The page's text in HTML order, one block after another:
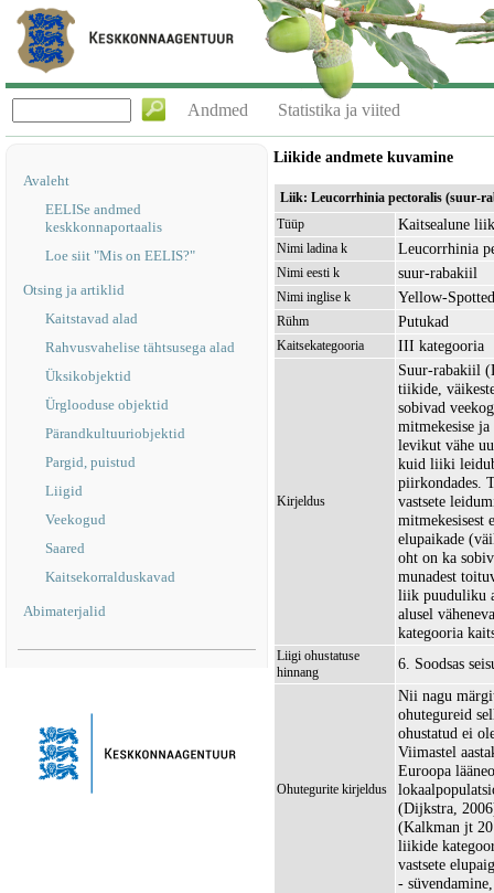
Andmed Statistika ja viited
Avaleht
EELISe andmed
keskkonnaportaalis
Loe siit "Mis on EELIS?"
Otsing ja artiklid
Kaitstavad alad
Rahvusvahelise tähtsusega alad
Üksikobjektid
Ürglooduse objektid
Pärandkultuuriobjektid
Pargid, puistud
Liigid
Veekogud
Saared
Kaitsekorralduskavad
Abimaterjalid
Liikide andmete kuvamine
Liik: Leucorrhinia pectoralis (suur-
Tüüp
Kaitsealune liik
Nimi ladina k Leucorrhinia
Nimi eesti k suur-rabakiil
Nimi inglise k Yellow-
Rühm Putukad
Kaitsekategooria III kategooria
Kirjeldus
Suur-rabakiil
tiikide,
sobivad
mitmekesise
levikut vähe
kuid liiki
piirkondades.
vastsete
mitmekesisest
elupaikade
oht on ka
munadest
liik puuduliku
alusel
kategooria
Liigi ohustatuse
hinnang
6. Soodsas
Ohutegurite kirjeldus
Nii nagu
ohutegureid
ohustatud ei
Viimastel
Euroopa
(Dijkstra,
(Kalkman jt
liikide
vastsete
-